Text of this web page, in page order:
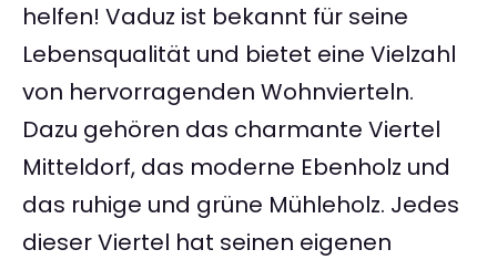
helfen! Vaduz ist bekannt für seine
Lebensqualität und bietet eine Vielzahl
von hervorragenden Wohnvierteln.
Dazu gehören das charmante Viertel
Mitteldorf, das moderne Ebenholz und
das ruhige und grüne Mühleholz. Jedes
dieser Viertel hat seinen eigenen